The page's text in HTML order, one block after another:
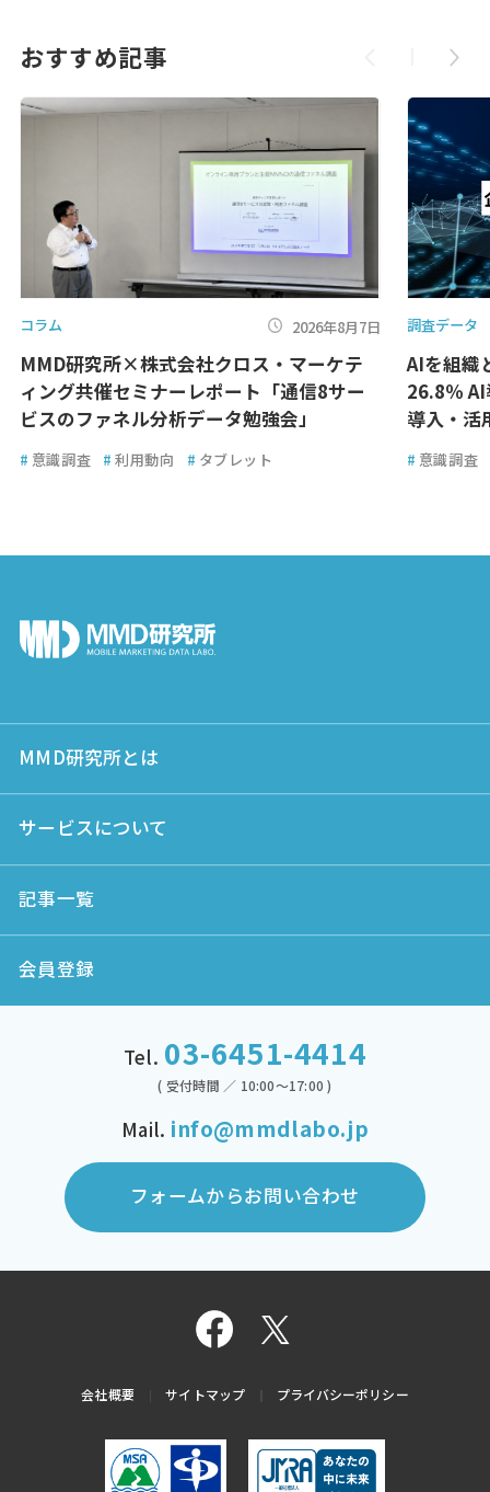
おすすめ記事
コラム 2026年8月7日
MMD研究所×株式会社クロス・マーケテ
ィング共催セミナーレポート「通信8サー
ビスのファネル分析データ勉強会」
# 意識調査 # 利用動向 # タブレット
調査データ
AIを組織
26.8％
導入・活
# 意識調査
MMD研究所とは
サービスについて
記事一覧
会員登録
Tel. 03-6451-4414
( 受付時間 ／ 10:00～17:00 )
Mail. info@mmdlabo.jp
フォームからお問い合わせ
会社概要 サイトマップ プライバシーポリシー